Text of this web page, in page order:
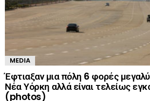
MEDIA
Έφτιαξαν μια πόλη 6 φορές
Νέα Υόρκη αλλά είναι τελείως
(photos)